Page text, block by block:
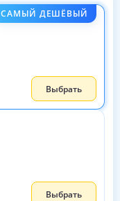
САМЫЙ ДЕШЁВЫЙ
Выбрать
Выбрать